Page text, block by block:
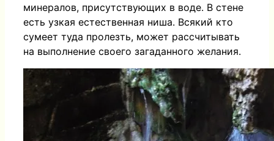
минералов, присутствующих в воде. В стене
есть узкая естественная ниша. Всякий кто
сумеет туда пролезть, может рассчитывать
на выполнение своего загаданного желания.